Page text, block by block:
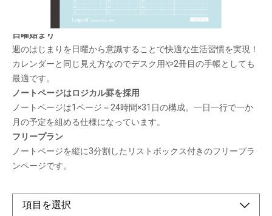
エンボス加工を施した上品な風合いの表紙が特徴のAタイプ。気
品あるペールトーンの表紙でシーンを選ばず使いやすい！
日曜始まり
週のはじまりを日曜から意識することで快適な生活習慣を実現！
カレンダーと同じ見え方なのでデスク用や2冊目の手帳としても
最適です。
ノートページはロジカル罫を採用
ノートページは1ページ＝24時間×31日の構成。一日一行で一か
月の予定を組める仕様になっています。
フリープラン
ノートページを縦に3分割したリストボックス付きのフリープラ
ンページです。